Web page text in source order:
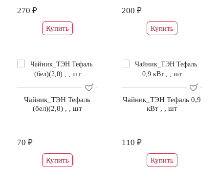
270 ₽
Купить
200 ₽
Купить
Чайник_ТЭН Тефаль
(бел)(2,0) , , шт
70 ₽
Купить
Чайник_ТЭН Тефаль 0,9
кВт , , шт
110 ₽
Купить